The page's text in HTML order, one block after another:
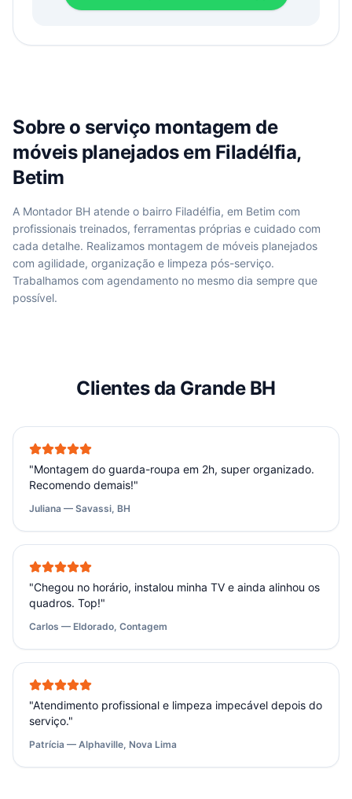
Sobre o serviço montagem de
móveis planejadosem Filadélfia,
Betim
A Montador BH atende o bairro Filadélfia, em Betim com
profissionais treinados, ferramentas próprias e cuidado com
cada detalhe. Realizamos montagem de móveis planejados
com agilidade, organização e limpeza pós-serviço.
Trabalhamos com agendamento no mesmo dia sempre que
possível.
Clientes da Grande BH
"Montagem do guarda-roupa em 2h, super organizado.
Recomendo demais!"
Juliana — Savassi, BH
"Chegou no horário, instalou minha TV e ainda alinhou os
quadros. Top!"
Carlos — Eldorado, Contagem
"Atendimento profissional e limpeza impecável depois do
serviço."
Patrícia — Alphaville, Nova Lima